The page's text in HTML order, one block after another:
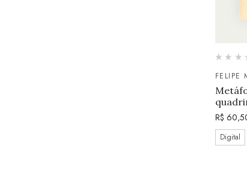
FELIPE
R$
Digital